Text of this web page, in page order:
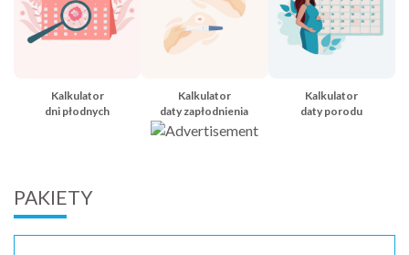
Kalkulator
dni płodnych
Kalkulator
daty zapłodnienia
Kalkulator
daty porodu
PAKIETY